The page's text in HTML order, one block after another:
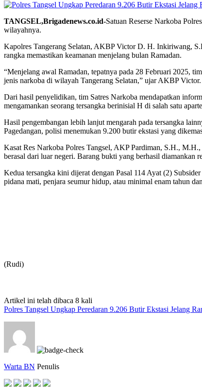
TANGSEL,Brigadenews.co.id-Satuan Reserse Narkoba
wilayahnya.
Kapolres Tangerang Selatan, AKBP Victor D. H. Inkiriwang,
rangka memastikan keamanan menjelang bulan Ramadan.
“Menjelang awal Ramadan, tepatnya pada 28 Februari 2025,
jenis narkoba di wilayah Tangerang Selatan,” ujar AKBP Victor.
Dari hasil penyelidikan, tim Satres Narkoba mendapatkan
mengamankan seorang tersangka berinisial H di salah satu
Hasil pengembangan lebih lanjut mengarah pada tersangka
Pagedangan, polisi menemukan 9.200 butir ekstasi yang
Kasat Res Narkoba Polres Tangsel, AKP Pardiman, S.H.,
berasal dari luar negeri. Barang bukti yang berhasil diamankan
Kedua tersangka kini dijerat dengan Pasal 114 Ayat (2)
pidana mati, penjara seumur hidup, atau minimal enam tahun
(Rudi)
Artikel ini telah dibaca 8 kali
Polres Tangsel Ungkap Peredaran 9.206 Butir Ekstasi Jelang
Warta BN Penulis